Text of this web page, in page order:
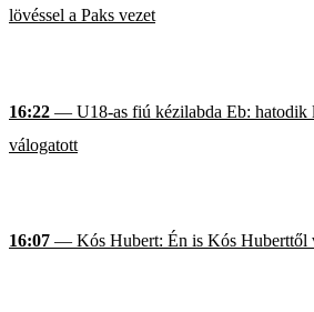
lövéssel a Paks vezet
16:22 — U18-as fiú kézilabda Eb: hatodik
válogatott
16:07 — Kós Hubert: Én is Kós Huberttől